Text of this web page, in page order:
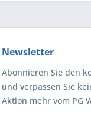
Newsletter
Abonnieren Sie den
und verpassen Sie
Aktion mehr vom PG